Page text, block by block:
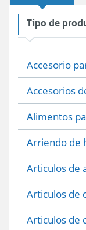
Tipo de
Accesorio
Accesorios
Alimentos
Arriendo de
Articulos de
Articulos de
Articulos de